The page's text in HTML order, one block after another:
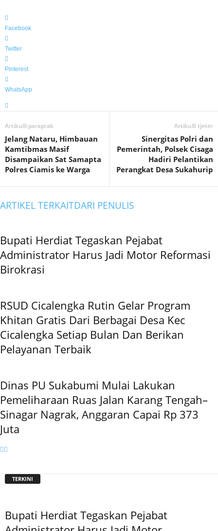
Facebook
Twitter
Pinterest
WhatsApp
Artikulli paraprak
Jelang Nataru, Himbauan
Kamtibmas Masif
Disampaikan Sat Samapta
Polres Ciamis ke Warga
Artikulli tjetër
Sinergitas Polri dan
Pemerintah, Polsek Cisaga
Hadiri Pelantikan
Perangkat Desa Sukahurip
ARTIKEL TERKAITDARI PENULIS
Bupati Herdiat Tegaskan Pejabat
Administrator Harus Jadi Motor Reformasi
Birokrasi
RSUD Cicalengka Rutin Gelar Program
Khitan Gratis Dari Berbagai Desa Kec
Cicalengka Setiap Bulan Dan Berikan
Pelayanan Terbaik
Dinas PU Sukabumi Mulai Lakukan
Pemeliharaan Ruas Jalan Karang Tengah–
Sinagar Nagrak, Anggaran Capai Rp 373
Juta
TERKINI
Bupati Herdiat Tegaskan Pejabat